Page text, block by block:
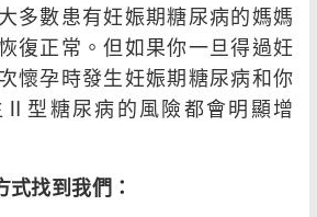
多數患有妊娠期糖尿病的媽媽
復正常。但如果你一旦得過妊
懷孕時發生妊娠期糖尿病和你
型糖尿病的風險都會明顯增
找到我們：